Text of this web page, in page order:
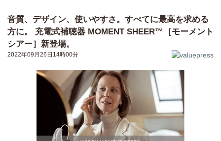
音質、デザイン、使いやすさ。すべてに最高を求める
方に。 充電式補聴器 MOMENT SHEER™［モーメント
シアー］新登場。
2022年09月26日14時00分